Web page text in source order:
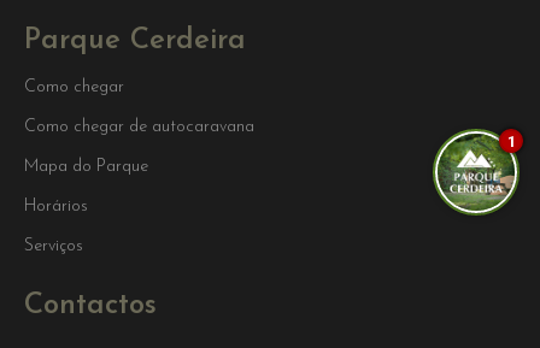
Parque Cerdeira
Como chegar
Como chegar de autocaravana
Mapa do Parque
Horários
Serviços
Contactos
1